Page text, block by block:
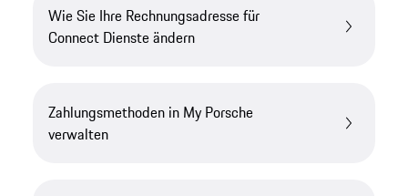
Wie Sie Ihre Rechnungsadresse für
Connect Dienste ändern
Zahlungsmethoden in My Porsche
verwalten